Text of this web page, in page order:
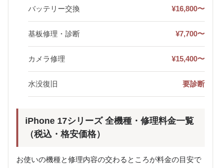
バッテリー交換 ¥16,800〜
基板修理・診断 ¥7,700〜
カメラ修理 ¥15,400〜
水没復旧 要診断
iPhone 17シリーズ 全機種・修理料金一覧
（税込・格安価格）
お使いの機種と修理内容の交わるところが料金の目安で